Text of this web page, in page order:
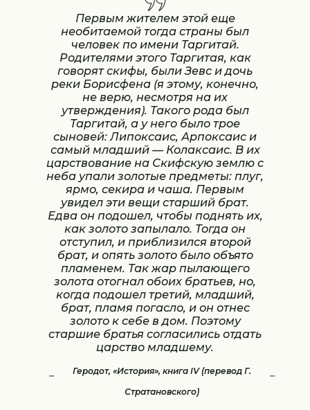
Первым жителем этой еще
необитаемой тогда страны был
человек по имени Таргитай.
Родителями этого Таргитая, как
говорят скифы, были Зевс и дочь
реки Борисфена (я этому, конечно,
не верю, несмотря на их
утверждения). Такого рода был
Таргитай, а у него было трое
сыновей: Липоксаис, Арпоксаис и
самый младший — Колаксаис. В их
царствование на Скифскую землю с
неба упали золотые предметы: плуг,
ярмо, секира и чаша. Первым
увидел эти вещи старший брат.
Едва он подошел, чтобы поднять их,
как золото запылало. Тогда он
отступил, и приблизился второй
брат, и опять золото было объято
пламенем. Так жар пылающего
золота отогнал обоих братьев, но,
когда подошел третий, младший,
брат, пламя погасло, и он отнес
золото к себе в дом. Поэтому
старшие братья согласились отдать
царство младшему.
Геродот, «История», книга IV (перевод Г.
Стратановского)